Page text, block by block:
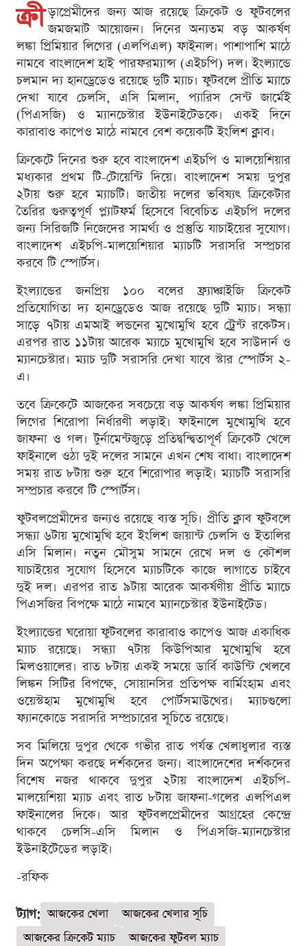
ক্রী ড়াপ্রেমীদের জন্য আজ রয়েছে ক্রিকেট ও ফুটবলের
জমজমাট আয়োজন। দিনের অন্যতম বড় আকর্ষণ
লঙ্কা প্রিমিয়ার লিগের (এলপিএল) ফাইনাল। পাশাপাশি মাঠে
নামবে বাংলাদেশ হাই পারফরম্যান্স (এইচপি) দল। ইংল্যান্ডে
চলমান দ্য হানড্রেডেও রয়েছে দুটি ম্যাচ। ফুটবলে প্রীতি ম্যাচে
দেখা যাবে চেলসি, এসি মিলান, প্যারিস সেন্ট জার্মেই
(পিএসজি) ও ম্যানচেস্টার ইউনাইটেডকে। একই দিনে
কারাবাও কাপেও মাঠে নামবে বেশ কয়েকটি ইংলিশ ক্লাব।
ক্রিকেটে দিনের শুরু হবে বাংলাদেশ এইচপি ও মালয়েশিয়ার
মধ্যকার প্রথম টি-টোয়েন্টি দিয়ে। বাংলাদেশ সময় দুপুর
২টায় শুরু হবে ম্যাচটি। জাতীয় দলের ভবিষ্যৎ ক্রিকেটার
তৈরির গুরুত্বপূর্ণ প্ল্যাটফর্ম হিসেবে বিবেচিত এইচপি দলের
জন্য সিরিজটি নিজেদের সামর্থ্য ও প্রস্তুতি যাচাইয়ের সুযোগ।
বাংলাদেশ এইচপি-মালয়েশিয়ার ম্যাচটি সরাসরি সম্প্রচার
করবে টি স্পোর্টস।
ইংল্যান্ডের জনপ্রিয় ১০০ বলের ফ্র্যাঞ্চাইজি ক্রিকেট
প্রতিযোগিতা দ্য হানড্রেডেও আজ রয়েছে দুটি ম্যাচ। সন্ধ্যা
সাড়ে ৭টায় এমআই লন্ডনের মুখোমুখি হবে ট্রেন্ট রকেটস।
এরপর রাত ১১টায় আরেক ম্যাচে মুখোমুখি হবে সাউদার্ন ও
ম্যানচেস্টার। ম্যাচ দুটি সরাসরি দেখা যাবে স্টার স্পোর্টস ২-
এ।
তবে ক্রিকেটে আজকের সবচেয়ে বড় আকর্ষণ লঙ্কা প্রিমিয়ার
লিগের শিরোপা নির্ধারণী লড়াই। ফাইনালে মুখোমুখি হবে
জাফনা ও গল। টুর্নামেন্টজুড়ে প্রতিদ্বন্দ্বিতাপূর্ণ ক্রিকেট খেলে
ফাইনালে ওঠা দুই দলের সামনে এখন শেষ বাধা। বাংলাদেশ
সময় রাত ৮টায় শুরু হবে শিরোপার লড়াই। ম্যাচটি সরাসরি
সম্প্রচার করবে টি স্পোর্টস।
ফুটবলপ্রেমীদের জন্যও রয়েছে ব্যস্ত সূচি। প্রীতি ক্লাব ফুটবলে
সন্ধ্যা ৬টায় মুখোমুখি হবে ইংলিশ জায়ান্ট চেলসি ও ইতালির
এসি মিলান। নতুন মৌসুম সামনে রেখে দল ও কৌশল
যাচাইয়ের সুযোগ হিসেবে ম্যাচটিকে কাজে লাগাতে চাইবে
দুই দল। এরপর রাত ৯টায় আরেক আকর্ষণীয় প্রীতি ম্যাচে
পিএসজির বিপক্ষে মাঠে নামবে ম্যানচেস্টার ইউনাইটেড।
ইংল্যান্ডের ঘরোয়া ফুটবলের কারাবাও কাপেও আজ একাধিক
ম্যাচ রয়েছে। সন্ধ্যা ৭টায় কিউপিআর মুখোমুখি হবে
মিলওয়ালের। রাত ৮টায় একই সময়ে ডার্বি কাউন্টি খেলবে
লিঙ্কন সিটির বিপক্ষে, সোয়ানসির প্রতিপক্ষ বার্মিংহাম এবং
ওয়েস্টহাম মুখোমুখি হবে পোর্টসমাউথের। ম্যাচগুলো
ফ্যানকোডে সরাসরি সম্প্রচারের সূচিতে রয়েছে।
সব মিলিয়ে দুপুর থেকে গভীর রাত পর্যন্ত খেলাধুলার ব্যস্ত
দিন অপেক্ষা করছে দর্শকদের জন্য। বাংলাদেশের দর্শকদের
বিশেষ নজর থাকবে দুপুর ২টায় বাংলাদেশ এইচপি-
মালয়েশিয়া ম্যাচ এবং রাত ৮টায় জাফনা-গলের এলপিএল
ফাইনালের দিকে। আর ফুটবলপ্রেমীদের আগ্রহের কেন্দ্রে
থাকবে চেলসি-এসি মিলান ও পিএসজি-ম্যানচেস্টার
ইউনাইটেডের লড়াই।
-রফিক
ট্যাগ: আজকের খেলা
আজকের খেলার সূচি
আজকের ক্রিকেট ম্যাচ
আজকের ফুটবল ম্যাচ